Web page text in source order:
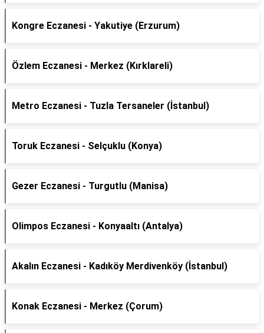
Kongre Eczanesi - Yakutiye (Erzurum)
Özlem Eczanesi - Merkez (Kırklareli)
Metro Eczanesi - Tuzla Tersaneler (İstanbul)
Toruk Eczanesi - Selçuklu (Konya)
Gezer Eczanesi - Turgutlu (Manisa)
Olimpos Eczanesi - Konyaaltı (Antalya)
Akalın Eczanesi - Kadıköy Merdivenköy (İstanbul)
Konak Eczanesi - Merkez (Çorum)